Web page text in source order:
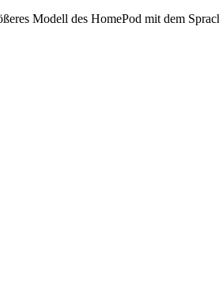
Modell des HomePod mit dem